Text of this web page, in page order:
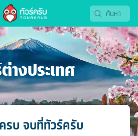
างประเทศ
รบ จบที่ทัวร์ครับ